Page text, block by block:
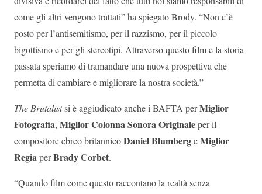
come gli altri vengono trattati” ha spiegato Brody. “Non c’è
posto per l’antisemitismo, per il razzismo, per il piccolo
bigottismo e per gli stereotipi. Attraverso questo film e la storia
passata speriamo di tramandare una nuova prospettiva che
permetta di cambiare e migliorare la nostra società.”
The Brutalistsi è aggiudicato anche i BAFTA perMiglior
Fotografia, Miglior Colonna Sonora Originaleper il
compositore ebreo britannicoDaniel BlumbergeMiglior
RegiaperBrady Corbet.
“Quando film come questo raccontano la realtà senza